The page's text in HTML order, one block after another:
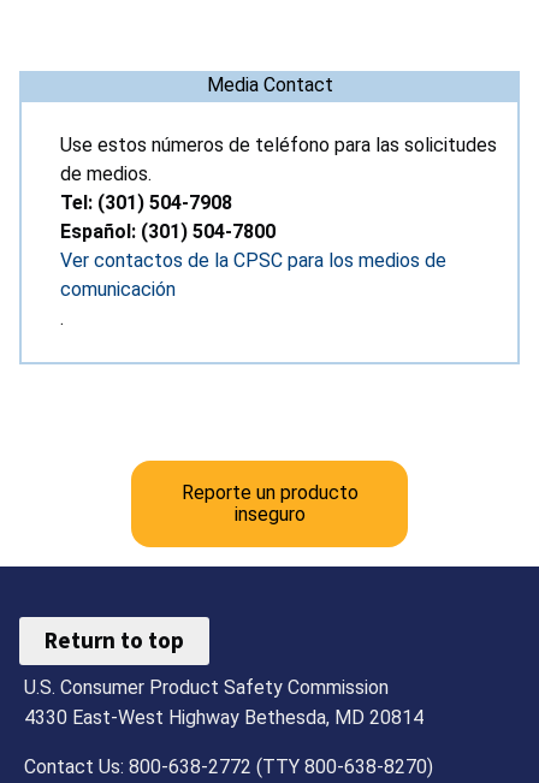
Media Contact
Use estos números de teléfono para las solicitudes
de medios.
Tel: (301) 504-7908
Español: (301) 504-7800
Ver contactos de la CPSC para los medios de
comunicación
.
Reporte un producto
inseguro
Return to top
U.S. Consumer Product Safety Commission
4330 East-West Highway Bethesda, MD 20814
Contact Us: 800-638-2772 (TTY 800-638-8270)